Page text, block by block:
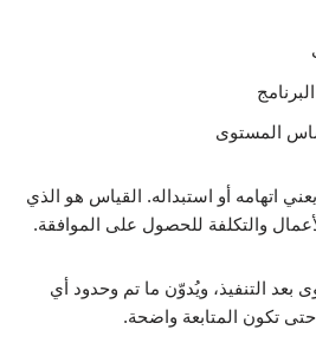
المستوى
اتهامه أو استبداله. القياس هو الذي
والتكلفة للحصول على الموافقة.
بعد التنفيذ، ويُدوّن ما تم وحدود أي
تكون المتابعة واضحة.